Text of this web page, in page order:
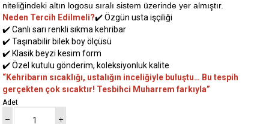
niteliğindeki altın logosu sıralı sistem üzerinde yer almıştır.
Neden Tercih Edilmeli?✔️ Özgün usta işçiliği
✔️ Canlı sarı renkli sıkma kehribar
✔️ Taşınabilir bilek boy ölçüsü
✔️ Klasik beyzi kesim form
✔️ Özel kutulu gönderim, koleksiyonluk kalite
“Kehribarın sıcaklığı, ustalığın inceliğiyle buluştu… Bu tespih
gerçekten çok sıcaktır! Tesbihci Muharrem farkıyla”
Adet